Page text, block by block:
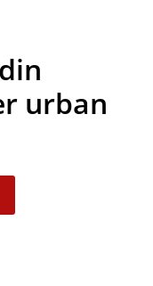
urban